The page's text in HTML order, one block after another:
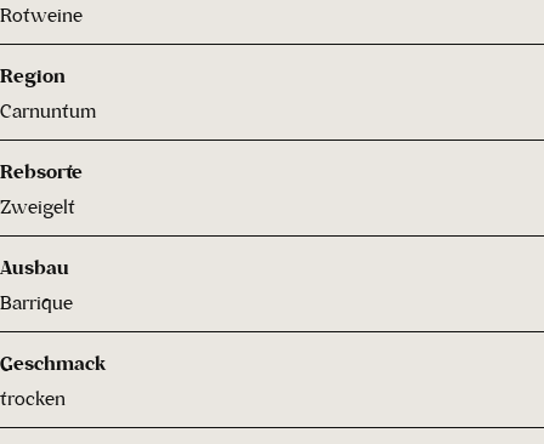
Rotweine
Region
Carnuntum
Rebsorte
Zweigelt
Ausbau
Barrique
Geschmack
trocken